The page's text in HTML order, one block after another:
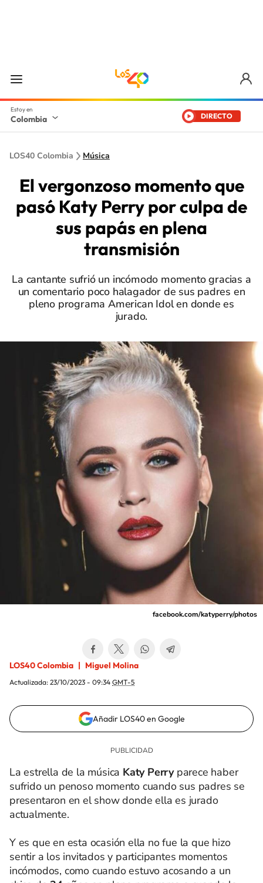
Colombia DIRECTO
LOS40 Colombia Música
El vergonzoso momento que
pasó Katy Perry por culpa de
sus papás en plena
transmisión
La cantante sufrió un incómodo momento gracias a
un comentario poco halagador de sus padres en
pleno programa American Idol en donde es
jurado.
facebook.com/katyperry/photos
LOS40 Colombia Miguel Molina
Actualizada: 23/10/2023 - 09:34 GMT-5
Añadir LOS40 en Google
La estrella de la música Katy Perryparece haber
sufrido un penoso momento cuando sus padres se
presentaron en el show donde ella es jurado
actualmente.
Y es que en esta ocasión ella no fue la que hizo
sentir a los invitados y participantes momentos
incómodos, como cuando estuvo acosando a un